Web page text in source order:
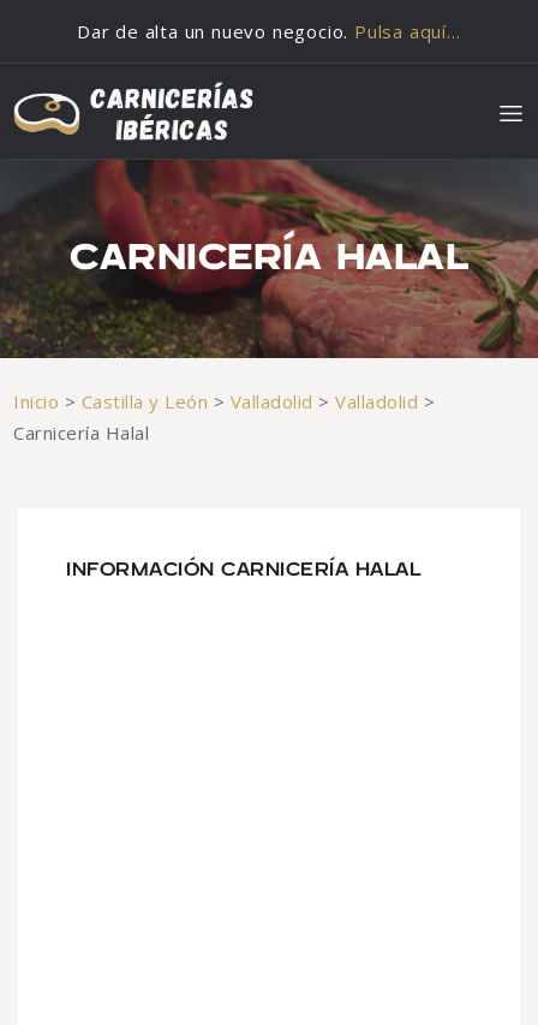
Dar de alta un nuevo negocio. Pulsa aquí…
CARNICERÍA HALAL
Inicio > Castilla y León > Valladolid >Valladolid >
Carnicería Halal
INFORMACIÓN CARNICERÍA HALAL